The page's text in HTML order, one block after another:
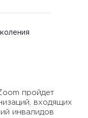
пройдет
входящих
инвалидов